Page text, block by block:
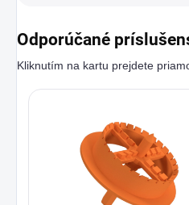
Odporúčané
Kliknutím na kartu prejdete